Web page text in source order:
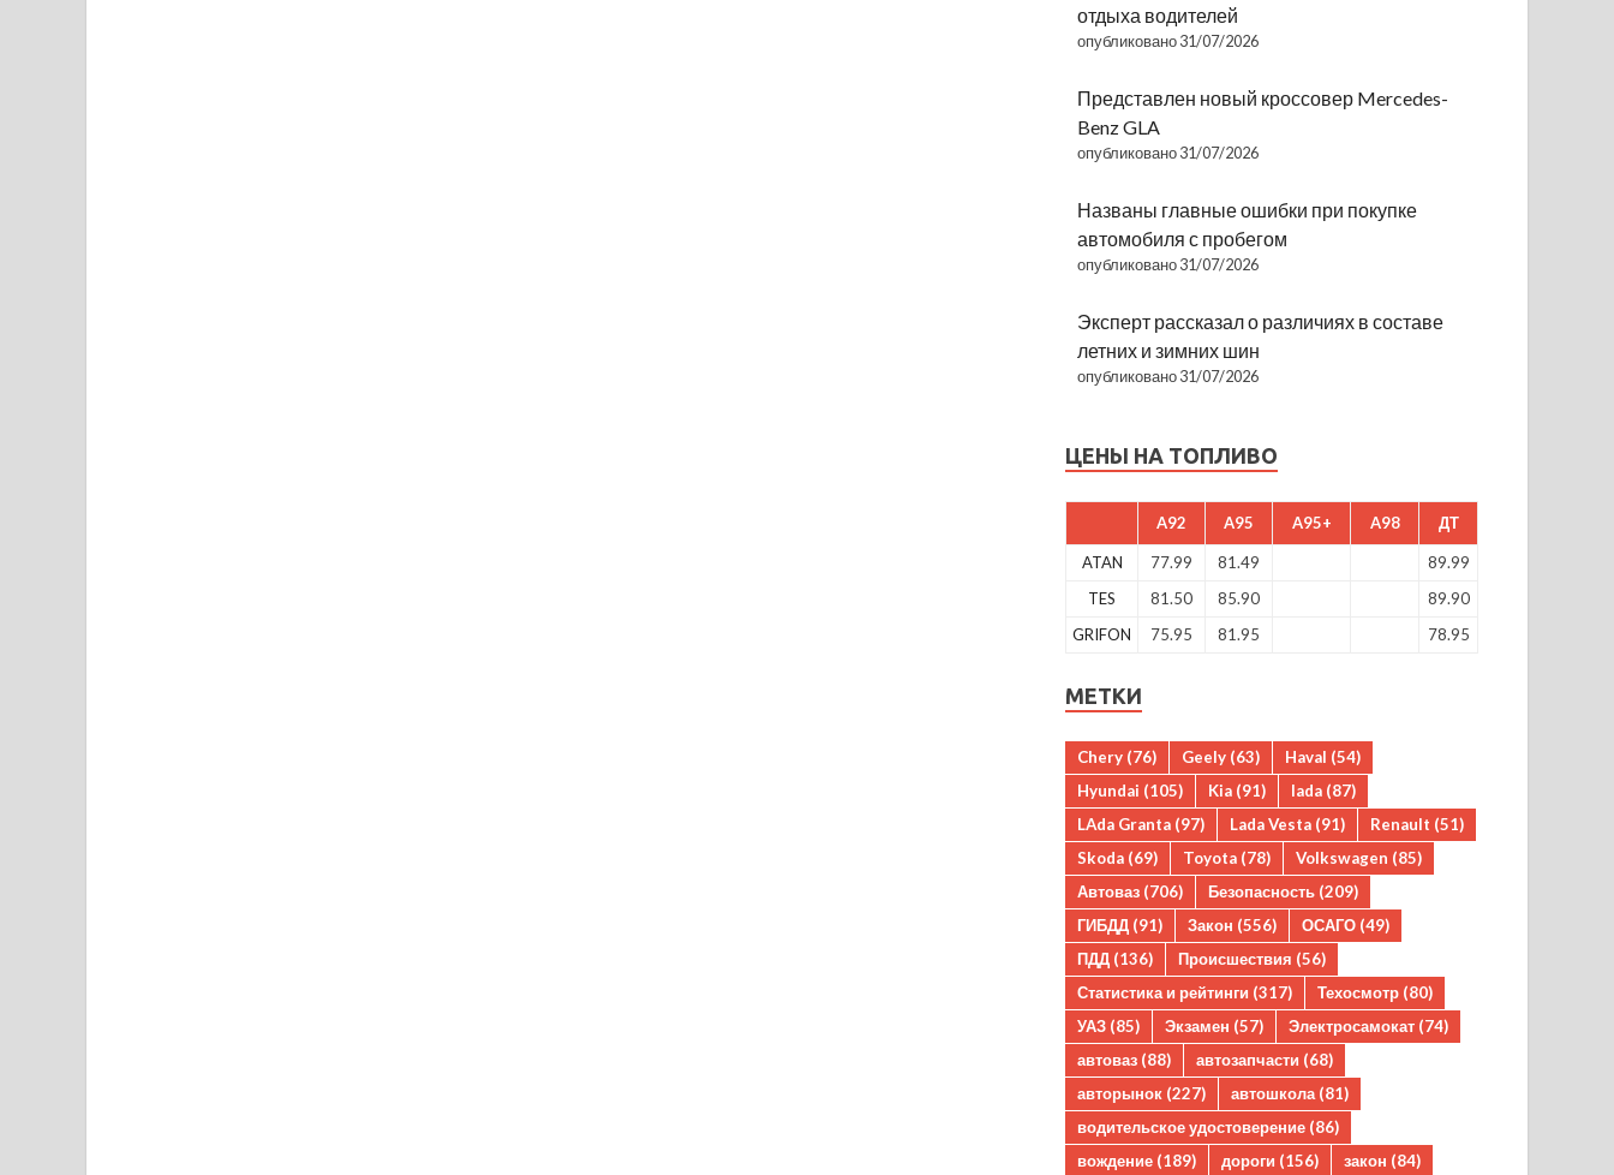
отдыха водителей
опубликовано 31/07/2026
Представлен новый кроссовер Mercedes-
Benz GLA
опубликовано 31/07/2026
Названы главные ошибки при покупке
автомобиля с пробегом
опубликовано 31/07/2026
Эксперт рассказал о различиях в составе
летних и зимних шин
опубликовано 31/07/2026
ЦЕНЫ НА ТОПЛИВО
A92 A95 A95+ A98 ДТ
ATAN 77.99 81.49
89.99
TES
81.50 85.90
89.90
GRIFON
75.95 81.95 78.95
МЕТКИ
Chery (76) Geely (63) Haval (54)
Hyundai (105) Kia (91) lada (87)
LAda Granta (97) Lada Vesta (91) Renault (51)
Skoda (69) Toyota (78) Volkswagen (85)
Автоваз (706) Безопасность (209)
ГИБДД (91) Закон (556) ОСАГО (49)
ПДД (136) Происшествия (56)
Статистика и рейтинги (317) Техосмотр (80)
УАЗ (85) Экзамен (57) Электросамокат (74)
автоваз (88) автозапчасти (68)
авторынок (227) автошкола (81)
водительское удостоверение (86)
вождение (189) дороги (156) закон (84)